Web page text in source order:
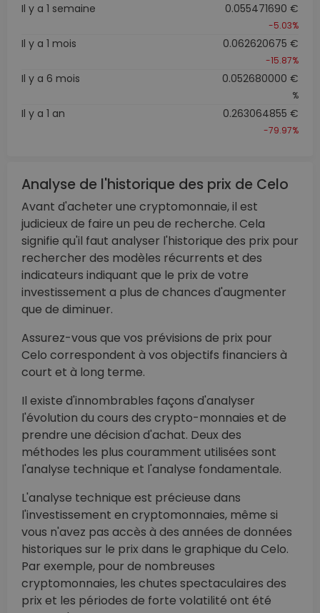
Il y a 1 semaine 0.055471690 €
-5.03%
Il y a 1 mois 0.062620675 €
-15.87%
Il y a 6 mois 0.052680000 €
%
Il y a 1 an 0.263064855 €
-79.97%
Analyse de l'historique des prix de Celo
Avant d'acheter une cryptomonnaie, il est
judicieux de faire un peu de recherche. Cela
signifie qu'il faut analyser l'historique des prix pour
rechercher des modèles récurrents et des
indicateurs indiquant que le prix de votre
investissement a plus de chances d'augmenter
que de diminuer.
Assurez-vous que vos prévisions de prix pour
Celo correspondent à vos objectifs financiers à
court et à long terme.
Il existe d'innombrables façons d'analyser
l'évolution du cours des crypto-monnaies et de
prendre une décision d'achat. Deux des
méthodes les plus couramment utilisées sont
l'analyse technique et l'analyse fondamentale.
L'analyse technique est précieuse dans
l'investissement en cryptomonnaies, même si
vous n'avez pas accès à des années de données
historiques sur le prix dans le graphique du Celo.
Par exemple, pour de nombreuses
cryptomonnaies, les chutes spectaculaires des
prix et les périodes de forte volatilité ont été